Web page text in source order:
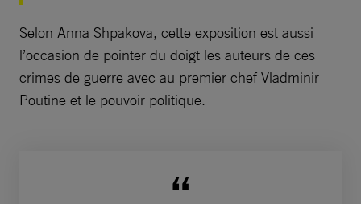
Selon Anna Shpakova, cette exposition est aussi
l’occasion de pointer du doigt les auteurs de ces
crimes de guerre avec au premier chef Vladminir
Poutine et le pouvoir politique.